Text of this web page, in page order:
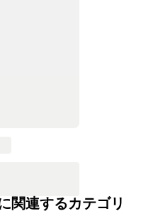
関連するカテゴリ